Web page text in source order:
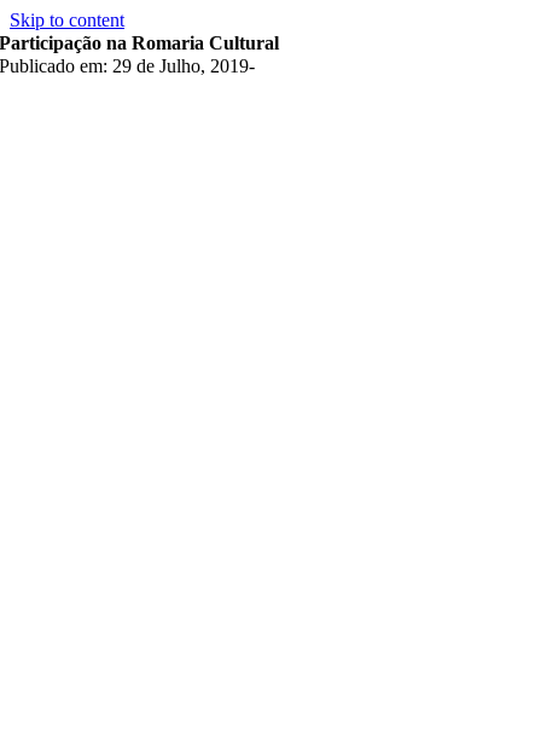
Skip to content
Participação na Romaria Cultural
Publicado em: 29 de Julho, 2019-